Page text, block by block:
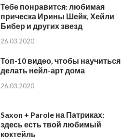
Тебе понравится: любимая
прическа Ирины Шейк, Хейли
Бибер и других звезд
26.03.2020
Топ-10 видео, чтобы научиться
делать нейл-арт дома
26.03.2020
Saxon + Parole на Патриках:
здесь есть твой любимый
коктейль